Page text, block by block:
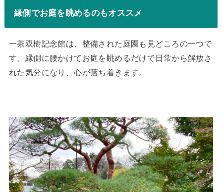
縁側でお庭を眺めるのもオススメ
一茶双樹記念館は、整備された庭園も見どころの一つで
す。縁側に腰かけてお庭を眺めるだけで日常から解放さ
れた気分になり、心が落ち着きます。